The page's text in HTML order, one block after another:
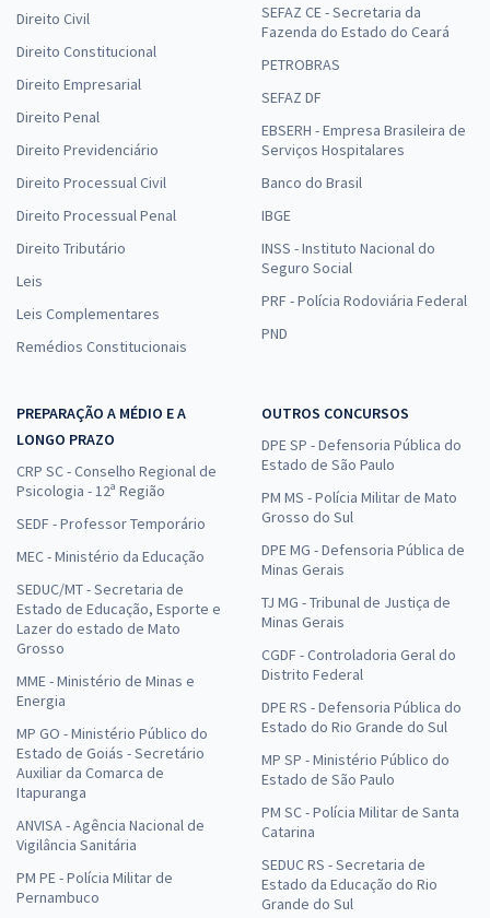
Direito Civil
Direito Constitucional
Direito Empresarial
Direito Penal
Direito Previdenciário
Direito Processual Civil
Direito Processual Penal
Direito Tributário
Leis
Leis Complementares
Remédios Constitucionais
SEFAZ CE - Secretaria da
Fazenda do Estado do Ceará
PETROBRAS
SEFAZ DF
EBSERH - Empresa Brasileira de
Serviços Hospitalares
Banco do Brasil
IBGE
INSS - Instituto Nacional do
Seguro Social
PRF - Polícia Rodoviária Federal
PND
PREPARAÇÃO A MÉDIO E A
LONGO PRAZO
CRP SC - Conselho Regional de
Psicologia - 12ª Região
SEDF - Professor Temporário
MEC - Ministério da Educação
SEDUC/MT - Secretaria de
Estado de Educação, Esporte e
Lazer do estado de Mato
Grosso
MME - Ministério de Minas e
Energia
MP GO - Ministério Público do
Estado de Goiás - Secretário
Auxiliar da Comarca de
Itapuranga
ANVISA - Agência Nacional de
Vigilância Sanitária
PM PE - Polícia Militar de
Pernambuco
OUTROS CONCURSOS
DPE SP - Defensoria Pública do
Estado de São Paulo
PM MS - Polícia Militar de Mato
Grosso do Sul
DPE MG - Defensoria Pública de
Minas Gerais
TJ MG - Tribunal de Justiça de
Minas Gerais
CGDF - Controladoria Geral do
Distrito Federal
DPE RS - Defensoria Pública do
Estado do Rio Grande do Sul
MP SP - Ministério Público do
Estado de São Paulo
PM SC - Polícia Militar de Santa
Catarina
SEDUC RS - Secretaria de
Estado da Educação do Rio
Grande do Sul